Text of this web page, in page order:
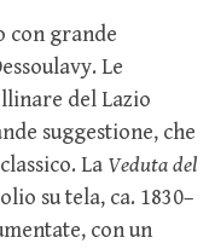
grande
Le
del Lazio
suggestione, che
La Veduta del
su tela, ca. 1830–
con un